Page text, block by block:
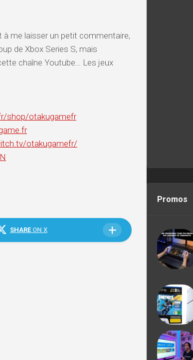
à me laisser un petit commentaire,
de Xbox Series S, mais
chaîne Youtube… Les jeux
shop/otakugamefr
otakugamefr/
SHARE ON X
Promos